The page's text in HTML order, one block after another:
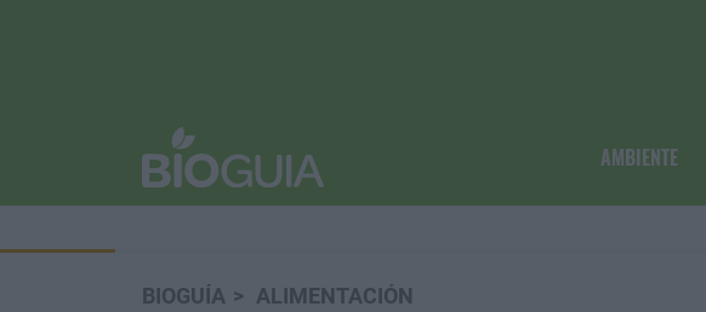
AMBIENTE
BIOGUÍA ALIMENTACIÓN